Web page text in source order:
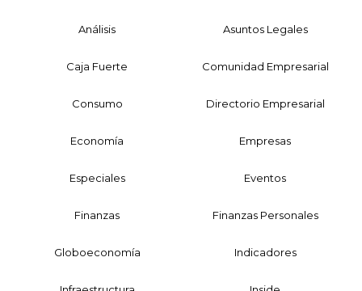
Análisis Asuntos Legales
Caja Fuerte Comunidad Empresarial
Consumo Directorio Empresarial
Economía Empresas
Especiales Eventos
Finanzas Finanzas Personales
Globoeconomía Indicadores